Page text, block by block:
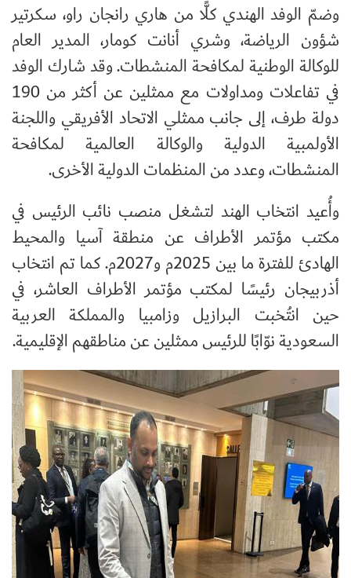
وضمّ الوفد الهندي كلًّا من هاري رانجان راو، سكرتير
شؤون الرياضة، وشري أنانت كومار، المدير العام
للوكالة الوطنية لمكافحة المنشطات. وقد شارك الوفد
في تفاعلات ومداولات مع ممثلين عن أكثر من 190
دولة طرف، إلى جانب ممثلي الاتحاد الأفريقي واللجنة
الأولمبية الدولية والوكالة العالمية لمكافحة
المنشطات، وعدد من المنظمات الدولية الأخرى.
وأُعيد انتخاب الهند لتشغل منصب نائب الرئيس في
مكتب مؤتمر الأطراف عن منطقة آسيا والمحيط
الهادئ للفترة ما بين 2025م و2027م. كما تم انتخاب
أذربيجان رئيسًا لمكتب مؤتمر الأطراف العاشر، في
حين انتُخبت البرازيل وزامبيا والمملكة العربية
السعودية نوّابًا للرئيس ممثلين عن مناطقهم الإقليمية.